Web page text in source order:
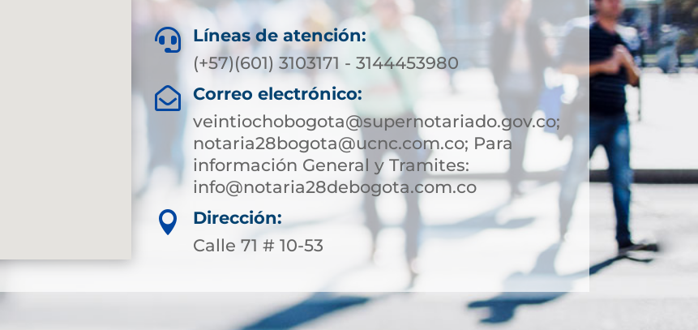

Líneas de atención:
(+57)(601) 3103171 - 3144453980

Correo electrónico:
veintiochobogota@supernotariado.gov.co;
notaria28bogota@ucnc.com.co; Para
información General y Tramites:
info@notaria28debogota.com.co

Dirección:
Calle 71 # 10-53